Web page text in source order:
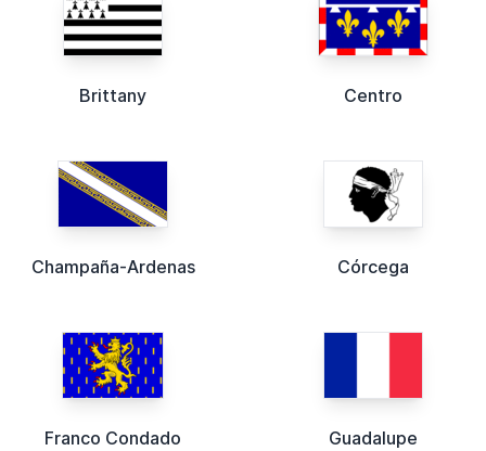
Brittany Centro
Champaña-Ardenas Córcega
Franco Condado Guadalupe